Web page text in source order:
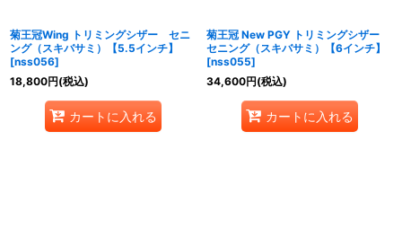
菊王冠Wing トリミングシザー セニ
ング（スキバサミ）【5.5インチ】
[nss056]
18,800円(税込)
カートに入れる
菊王冠 New PGY トリミングシザー
セニング（スキバサミ）【6インチ】
[nss055]
34,600円(税込)
カートに入れる